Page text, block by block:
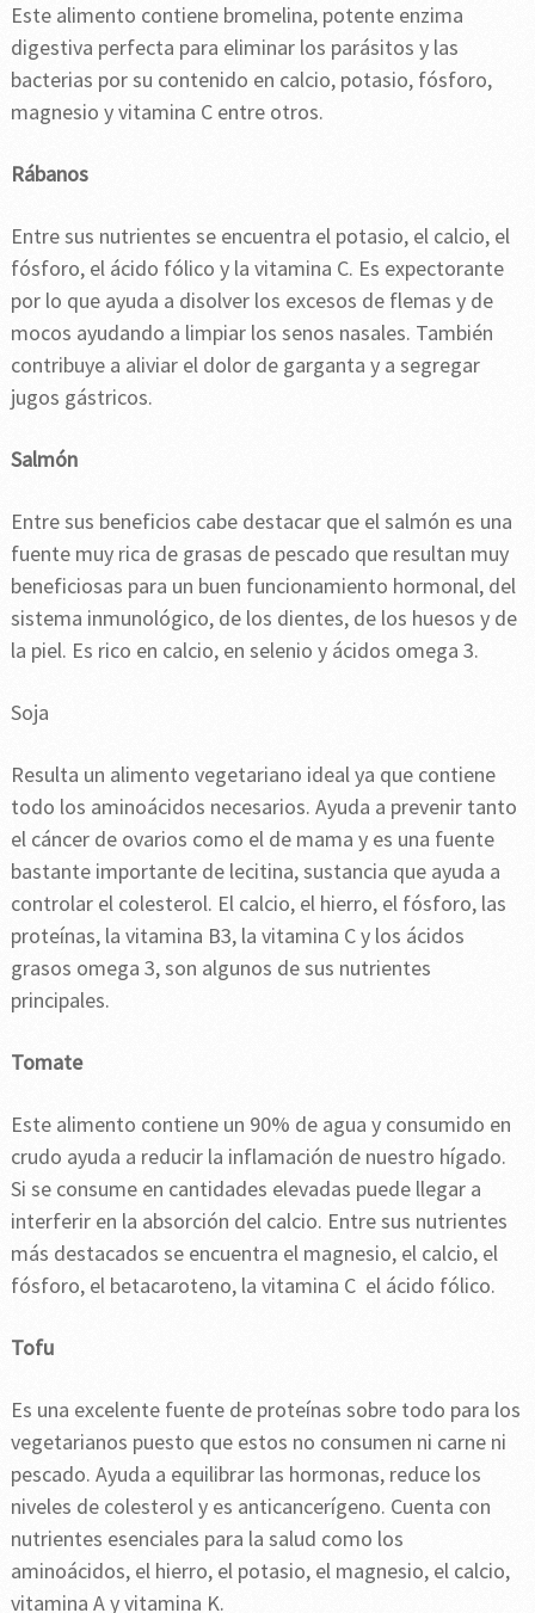
Este alimento contiene bromelina, potente enzima
digestiva perfecta para eliminar los parásitos y las
bacterias por su contenido en calcio, potasio, fósforo,
magnesio y vitamina C entre otros.
Rábanos
Entre sus nutrientes se encuentra el potasio, el calcio, el
fósforo, el ácido fólico y la vitamina C. Es expectorante
por lo que ayuda a disolver los excesos de flemas y de
mocos ayudando a limpiar los senos nasales. También
contribuye a aliviar el dolor de garganta y a segregar
jugos gástricos.
Salmón
Entre sus beneficios cabe destacar que el salmón es una
fuente muy rica de grasas de pescado que resultan muy
beneficiosas para un buen funcionamiento hormonal, del
sistema inmunológico, de los dientes, de los huesos y de
la piel. Es rico en calcio, en selenio y ácidos omega 3.
Soja
Resulta un alimento vegetariano ideal ya que contiene
todo los aminoácidos necesarios. Ayuda a prevenir tanto
el cáncer de ovarios como el de mama y es una fuente
bastante importante de lecitina, sustancia que ayuda a
controlar el colesterol. El calcio, el hierro, el fósforo, las
proteínas, la vitamina B3, la vitamina C y los ácidos
grasos omega 3, son algunos de sus nutrientes
principales.
Tomate
Este alimento contiene un 90% de agua y consumido en
crudo ayuda a reducir la inflamación de nuestro hígado.
Si se consume en cantidades elevadas puede llegar a
interferir en la absorción del calcio. Entre sus nutrientes
más destacados se encuentra el magnesio, el calcio, el
fósforo, el betacaroteno, la vitamina C el ácido fólico.
Tofu
Es una excelente fuente de proteínas sobre todo para los
vegetarianos puesto que estos no consumen ni carne ni
pescado. Ayuda a equilibrar las hormonas, reduce los
niveles de colesterol y es anticancerígeno. Cuenta con
nutrientes esenciales para la salud como los
aminoácidos, el hierro, el potasio, el magnesio, el calcio,
vitamina A y vitamina K.